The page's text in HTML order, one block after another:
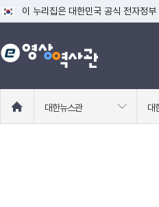
이 누리집은 대한민국 공식 전자정부
공식 누리집 주소 확인하기
go.kr 주소를 사용하는 누리집은 대
로
대한뉴스관 대